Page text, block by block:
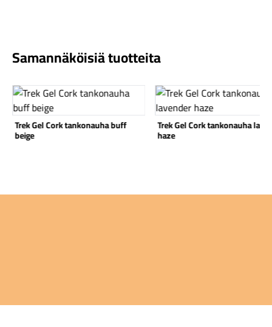
Komponentit
Samannäköisiä tuotteita
Katso tuote
Trek Gel Cork tankonauha buff
beige
Katso tuote
Trek Gel Cork tankonauha
haze